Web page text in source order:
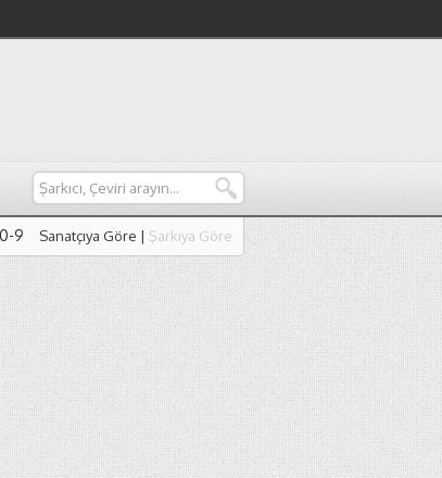
0-9
0-9
Sanatçıya Göre | Şarkıya Göre